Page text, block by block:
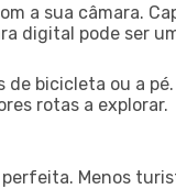
a sua câmara.
digital pode ser
bicicleta ou a
rotas a explorar.
Menos